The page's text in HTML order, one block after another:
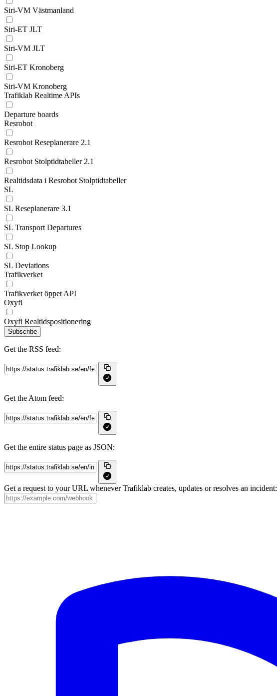
Siri-VM Västmanland
Siri-ET JLT
Siri-VM JLT
Siri-ET Kronoberg
Siri-VM Kronoberg
Trafiklab Realtime APIs
Departure boards
Resrobot
Resrobot Reseplanerare 2.1
Resrobot Stolptidtabeller 2.1
Realtidsdata i Resrobot Stolptidtabeller
SL
SL Reseplanerare 3.1
SL Transport Departures
SL Stop Lookup
SL Deviations
Trafikverket
Trafikverket öppet API
Oxyfi
Oxyfi Realtidspositionering
Subscribe
Get the RSS feed:
Get the Atom feed:
Get the entire status page as JSON:
Get a request to your URL whenever Trafiklab creates, updates or resolves an incident: